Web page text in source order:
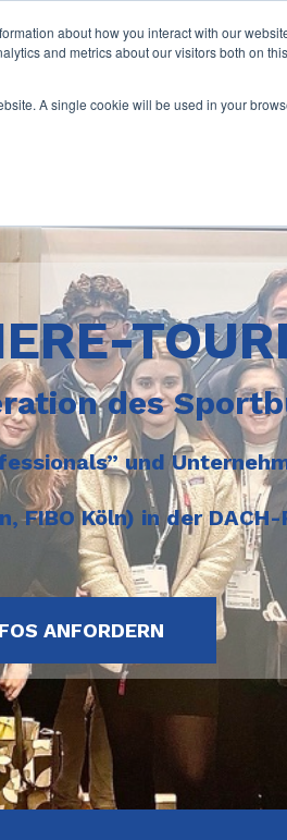
about how you interact with our
and metrics about our visitors both on
A single cookie will be used in your
des
und
FIBO Köln) in der
ANFORDERN